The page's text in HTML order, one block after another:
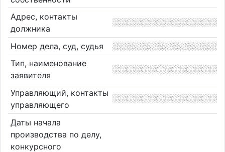
Адрес, контакты
должника
Номер дела, суд, судья
Тип, наименование
заявителя
Управляющий, контакты
управляющего
Даты начала
производства по делу,
конкурсного